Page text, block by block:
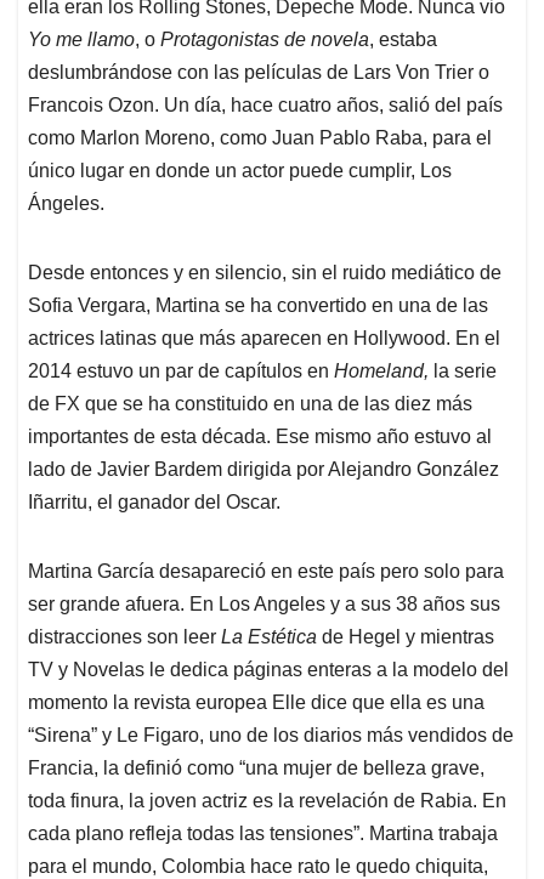
ella eran los Rolling Stones, Depeche Mode. Nunca vio
Yo me llamo, o Protagonistas de novela, estaba
deslumbrándose con las películas de Lars Von Trier o
Francois Ozon. Un día, hace cuatro años, salió del país
como Marlon Moreno, como Juan Pablo Raba, para el
único lugar en donde un actor puede cumplir, Los
Ángeles.
Desde entonces y en silencio, sin el ruido mediático de
Sofia Vergara, Martina se ha convertido en una de las
actrices latinas que más aparecen en Hollywood. En el
2014 estuvo un par de capítulos en Homeland, la serie
de FX que se ha constituido en una de las diez más
importantes de esta década. Ese mismo año estuvo al
lado de Javier Bardem dirigida por Alejandro González
Iñarritu, el ganador del Oscar.
Martina García desapareció en este país pero solo para
ser grande afuera. En Los Angeles y a sus 38 años sus
distracciones son leer La Estética de Hegel y mientras
TV y Novelas le dedica páginas enteras a la modelo del
momento la revista europea Elle dice que ella es una
“Sirena” y Le Figaro, uno de los diarios más vendidos de
Francia, la definió como “una mujer de belleza grave,
toda finura, la joven actriz es la revelación de Rabia. En
cada plano refleja todas las tensiones”. Martina trabaja
para el mundo, Colombia hace rato le quedo chiquita,